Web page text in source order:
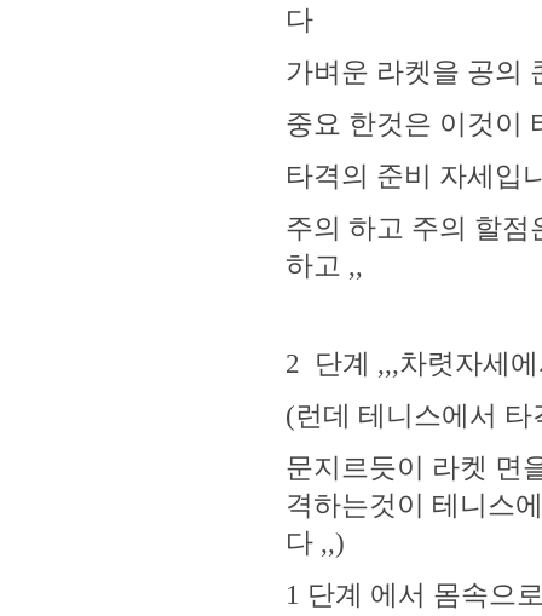
다
가벼운 라켓을 공의
중요 한것은 이것이
타격의 준비 자세입
주의 하고 주의 할
하고 ,,
2 단계 ,,,차렷자세
(런데 테니스에서
문지르듯이 라켓 면
격하는것이 테니스
다 ,,)
1 단계 에서 몸속으